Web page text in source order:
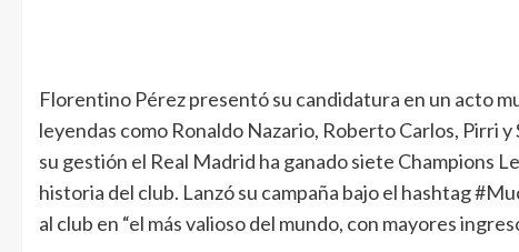
Florentino Pérez presentó su candidatura en un acto
leyendas como Ronaldo Nazario, Roberto Carlos, Pirri
su gestión el Real Madrid ha ganado siete Champions
historia del club. Lanzó su campaña bajo el hashtag
al club en “el más valioso del mundo, con mayores